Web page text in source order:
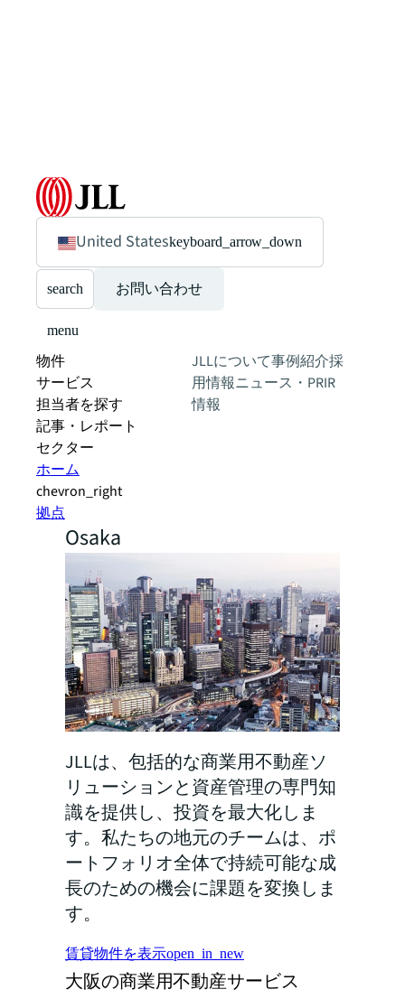
United Stateskeyboard_arrow_down
search お問い合わせ
menu
物件
サービス
担当者を探す
記事・レポート
セクター
JLLについて事例紹介採
用情報ニュース・PRIR
情報
ホーム
chevron_right
拠点
Osaka
JLLは、包括的な商業用不動産ソ
リューションと資産管理の専門知
識を提供し、投資を最大化しま
す。私たちの地元のチームは、ポ
ートフォリオ全体で持続可能な成
長のための機会に課題を変換しま
す。
賃貸物件を表示open_in_new
大阪の商業用不動産サービス